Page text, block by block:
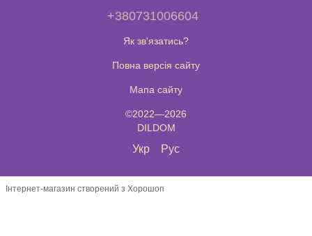
+380731006604
Як зв'язатись?
Повна версія сайту
Мапа сайту
©2022—2026
DILDOM
Укр Рус
Інтернет-магазин створений з Хорошоп